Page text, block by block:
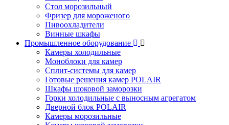
Стол морозильный
Фризер для мороженого
Пивоохладители
Винные шкафы
Промышленное оборудование
Камеры холодильные
Моноблоки для камер
Сплит-системы для камер
Готовые решения камер POLAIR
Шкафы шоковой заморозки
Горки холодильные с выносным агрегатом
Дверной блок POLAIR
Камеры морозильные